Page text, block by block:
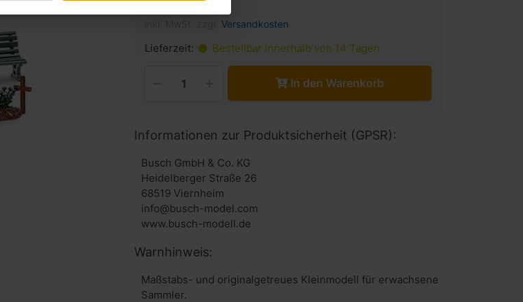
Versandkosten
Lieferzeit: Bestellbar innerhalb von 14 Tagen
In den Warenkorb
Informationen zur Produktsicherheit (GPSR):
Busch GmbH & Co. KG
Heidelberger Straße 26
68519 Viernheim
info@busch-model.com
www.busch-modell.de
Warnhinweis:
Maßstabs- und originalgetreues Kleinmodell für erwachsene
Sammler.